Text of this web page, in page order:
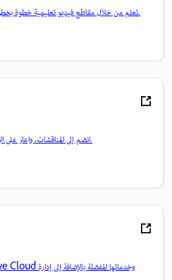
تعلم من خلال مقاطع فيديو تعليمية خطوة بخطوة وإرشادات عملية مباشرة داخل التطبيق.
انضم إلى المناقشات، واعثر على الإجابات، وتعلم من الخبراء، وشارك معرفتك.